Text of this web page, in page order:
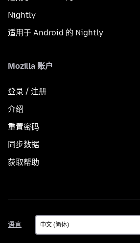
Nightly
适用于 Android 的 Nightly
Mozilla 账户
登录 / 注册
介绍
重置密码
同步数据
获取帮助
语言
语
言